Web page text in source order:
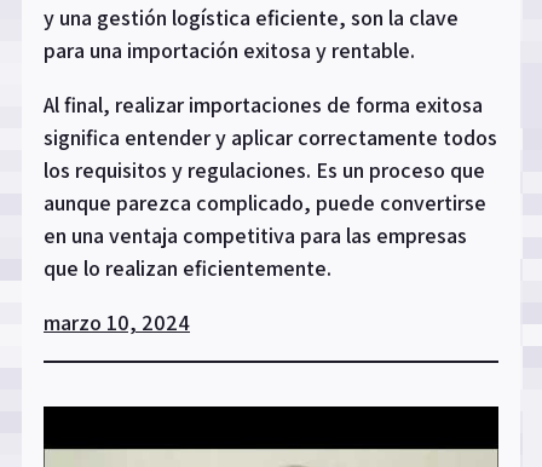
y una gestión logística eficiente, son la clave
para una importación exitosa y rentable.
Al final, realizar importaciones de forma exitosa
significa entender y aplicar correctamente todos
los requisitos y regulaciones. Es un proceso que
aunque parezca complicado, puede convertirse
en una ventaja competitiva para las empresas
que lo realizan eficientemente.
marzo 10, 2024